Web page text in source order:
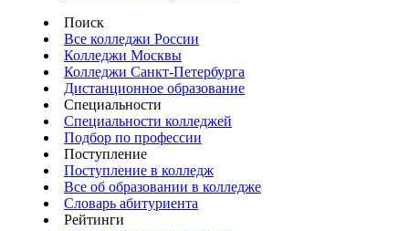
Поиск
Все колледжи России
Колледжи Москвы
Колледжи Санкт-Петербурга
Дистанционное образование
Специальности
Специальности колледжей
Подбор по профессии
Поступление
Поступление в колледж
Все об образовании в колледже
Словарь абитуриента
Рейтинги